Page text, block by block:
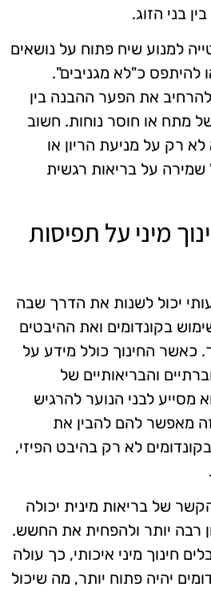
בני הזוג.
למנוע שיח פתוח על נושאים
כ"לא מגניבים".
להרחיב את הפער ההבנה בין
של מתח או חוסר נוחות. חשוב
רק על מניעת הריון או
שמירה על בריאות רגשית
מיני על תפיסות
יכול לשנות את הדרך שבה
בקונדומים ואת ההיבטים
כאשר החינוך כולל מידע על
והבריאותיים של
מסייע לבני הנוער להרגיש
מאפשר להם להבין את
לא רק בהיבט הפיזי,
של בריאות מינית יכולה
רבה יותר ולהפחית את החשש.
חינוך מיני איכותי, כך עולה
יהיה פתוח יותר, מה שיכול